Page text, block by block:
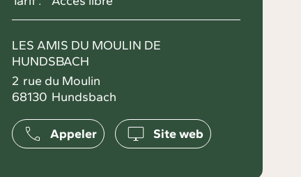
LES AMIS DU MOULIN DE
HUNDSBACH
2 rue du Moulin
68130 Hundsbach
Appeler Site web